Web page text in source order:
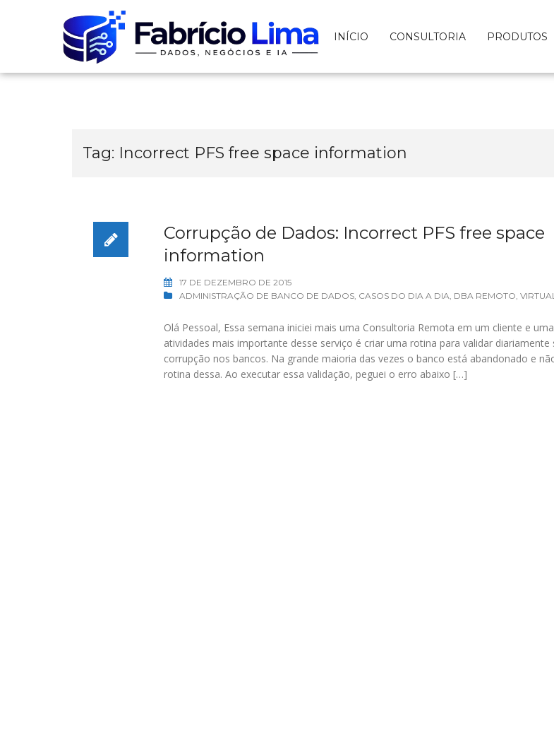
INÍCIO CONSULTORIA PRODUTOS
Tag: Incorrect PFS free space information
Corrupção de Dados: Incorrect PFS free space
information
17 DE DEZEMBRO DE 2015
ADMINISTRAÇÃO DE BANCO DE DADOS, CASOS DO DIA A DIA, DBA REMOTO,
Olá Pessoal, Essa semana iniciei mais uma Consultoria Remota em um cliente e
atividades mais importante desse serviço é criar uma rotina para validar diariamente
corrupção nos bancos. Na grande maioria das vezes o banco está abandonado e
rotina dessa. Ao executar essa validação, peguei o erro abaixo […]